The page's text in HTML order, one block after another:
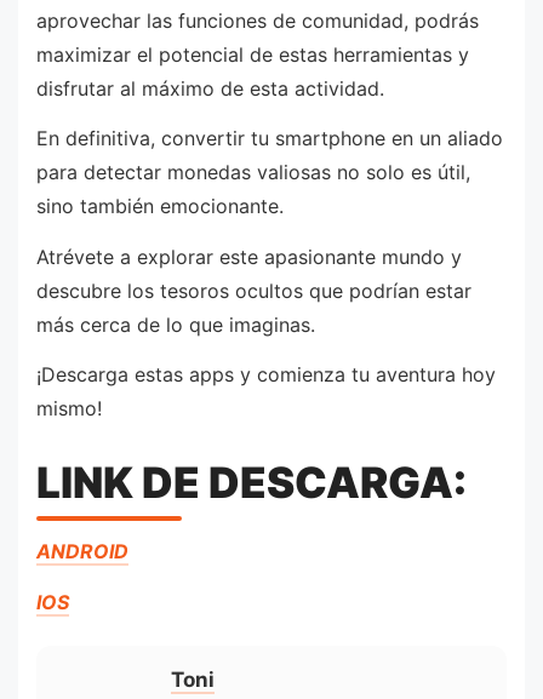
aprovechar las funciones de comunidad, podrás
maximizar el potencial de estas herramientas y
disfrutar al máximo de esta actividad.
En definitiva, convertir tu smartphone en un aliado
para detectar monedas valiosas no solo es útil,
sino también emocionante.
Atrévete a explorar este apasionante mundo y
descubre los tesoros ocultos que podrían estar
más cerca de lo que imaginas.
¡Descarga estas apps y comienza tu aventura hoy
mismo!
LINK DE DESCARGA:
ANDROID
IOS
Toni